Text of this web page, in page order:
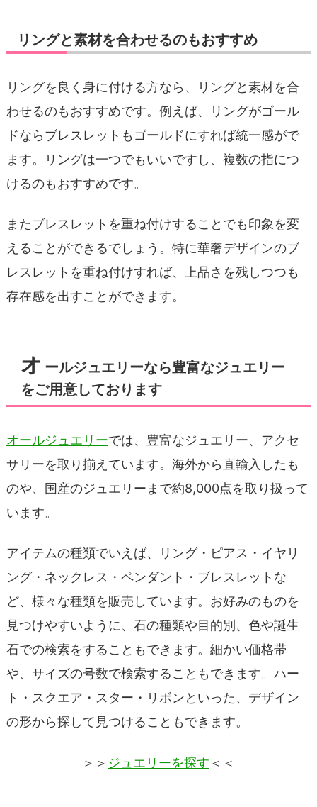
リングと素材を合わせるのもおすすめ
リングを良く身に付ける方なら、リングと素材を合
わせるのもおすすめです。例えば、リングがゴール
ドならブレスレットもゴールドにすれば統一感がで
ます。リングは一つでもいいですし、複数の指につ
けるのもおすすめです。
またブレスレットを重ね付けすることでも印象を変
えることができるでしょう。特に華奢デザインのブ
レスレットを重ね付けすれば、上品さを残しつつも
存在感を出すことができます。
オ ールジュエリーなら豊富なジュエリー
をご用意しております
オールジュエリーでは、豊富なジュエリー、アクセ
サリーを取り揃えています。海外から直輸入したも
のや、国産のジュエリーまで約8,000点を取り扱って
います。
アイテムの種類でいえば、リング・ピアス・イヤリ
ング・ネックレス・ペンダント・ブレスレットな
ど、様々な種類を販売しています。お好みのものを
見つけやすいように、石の種類や目的別、色や誕生
石での検索をすることもできます。細かい価格帯
や、サイズの号数で検索することもできます。ハー
ト・スクエア・スター・リボンといった、デザイン
の形から探して見つけることもできます。
＞＞ ジュエリーを探す ＜＜